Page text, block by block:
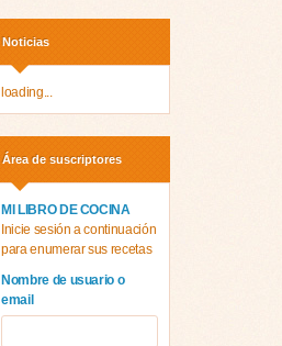
Noticias
loading...
Área de suscriptores
MI LIBRO DE COCINA
Inicie sesión a continuación
para enumerar sus recetas
Nombre de usuario o
email